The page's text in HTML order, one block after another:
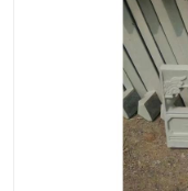
花岗岩路岩石